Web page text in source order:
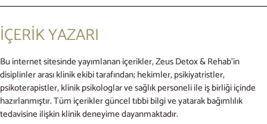
İÇERİK YAZARI
Bu internet sitesinde yayımlanan içerikler, Zeus Detox & Rehab’in
disiplinler arası klinik ekibi tarafından; hekimler, psikiyatristler,
psikoterapistler, klinik psikologlar ve sağlık personeli ile iş birliği içinde
hazırlanmıştır. Tüm içerikler güncel tıbbi bilgi ve yatarak bağımlılık
tedavisine ilişkin klinik deneyime dayanmaktadır.